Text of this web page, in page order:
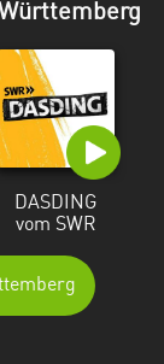
DASDING
vom SWR